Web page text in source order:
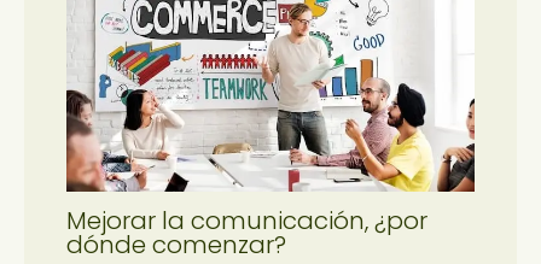
Mejorar la comunicación, ¿por
dónde comenzar?